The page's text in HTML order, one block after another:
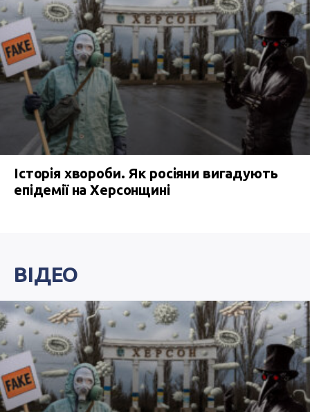
Історія хвороби. Як росіяни вигадують
епідемії на Херсонщині
ВІДЕО